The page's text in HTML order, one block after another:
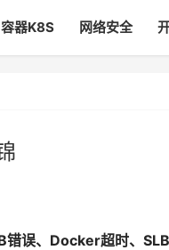
容器K8S 网络安全
错误、Docker超时、